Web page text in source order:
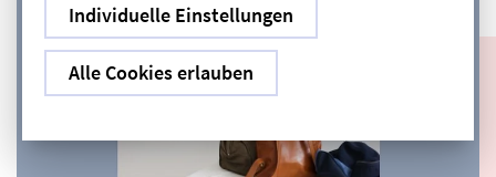
Individuelle Einstellungen
Alle Cookies erlauben